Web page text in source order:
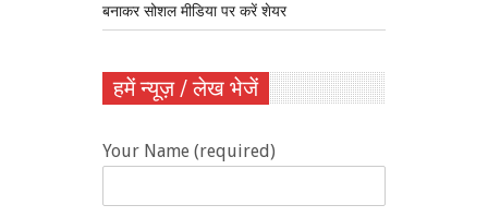
बनाकर सोशल मीडिया पर करें शेयर
हमें न्यूज़ / लेख भेजें
Your Name (required)